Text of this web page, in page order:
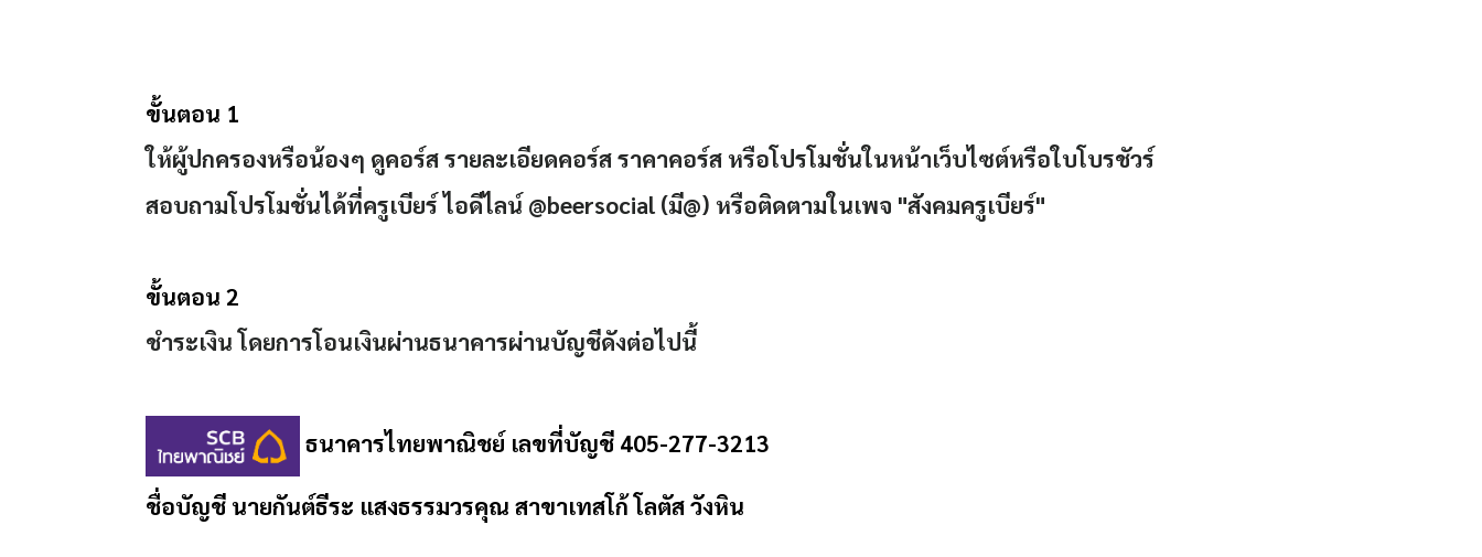
ขั้นตอน 1
ให้ผู้ปกครองหรือน้องๆ ดูคอร์ส รายละเอียดคอร์ส ราคาคอร์ส หรือโปรโมชั่นในหน้าเว็บไซต์หรือใบโบรชัวร์
สอบถามโปรโมชั่นได้ที่ครูเบียร์ ไอดีไลน์ @beersocial (มี@) หรือติดตามในเพจ "สังคมครูเบียร์"
ขั้นตอน 2
ชำระเงิน โดยการโอนเงินผ่านธนาคารผ่านบัญชีดังต่อไปนี้
ธนาคารไทยพาณิชย์ เลขที่บัญชี 405-277-3213
ชื่อบัญชี นายกันต์ธีระ แสงธรรมวรคุณ สาขาเทสโก้ โลตัส วังหิน